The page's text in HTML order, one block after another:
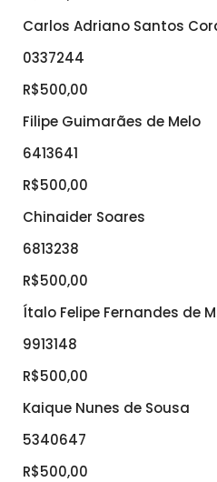
Carlos Adriano Santos
0337244
R$500,00
Filipe Guimarães de Melo
6413641
R$500,00
Chinaider Soares
6813238
R$500,00
Ítalo Felipe Fernandes de
9913148
R$500,00
Kaique Nunes de Sousa
5340647
R$500,00